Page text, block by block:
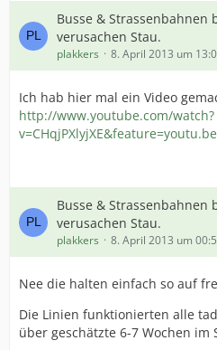
Busse & Strassenbahnen
verusachen Stau.
plakkers 8. April 2013 um
Ich hab hier mal ein Video
http://www.youtube.com/watch?
v=CHqjPXlyjXE&feature=youtu.be
Busse & Strassenbahnen
verusachen Stau.
plakkers 8. April 2013 um
Nee die halten einfach so auf
Die Linien funktionierten alle
über geschätzte 6-7 Wochen im